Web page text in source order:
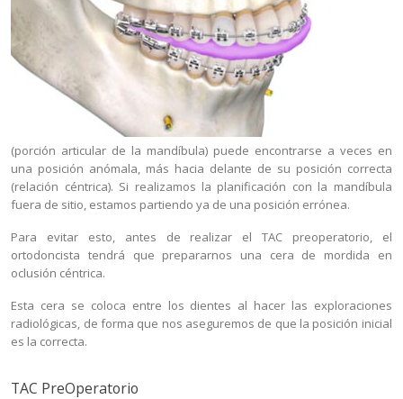
(porción articular de la mandíbula) puede encontrarse a veces en
una posición anómala, más hacia delante de su posición correcta
(relación céntrica). Si realizamos la planificación con la mandíbula
fuera de sitio, estamos partiendo ya de una posición errónea.
Para evitar esto, antes de realizar el TAC preoperatorio, el
ortodoncista tendrá que prepararnos una cera de mordida en
oclusión céntrica.
Esta cera se coloca entre los dientes al hacer las exploraciones
radiológicas, de forma que nos aseguremos de que la posición inicial
es la correcta.
TAC PreOperatorio